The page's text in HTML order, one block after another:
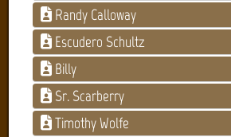
Randy Calloway
Escudero Schultz
Billy
Sr. Scarberry
Timothy Wolfe